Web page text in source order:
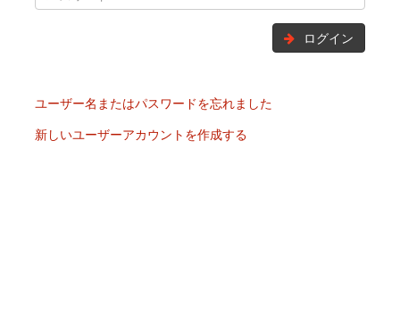
ログイン
ユーザー名またはパスワードを忘れました
新しいユーザーアカウントを作成する